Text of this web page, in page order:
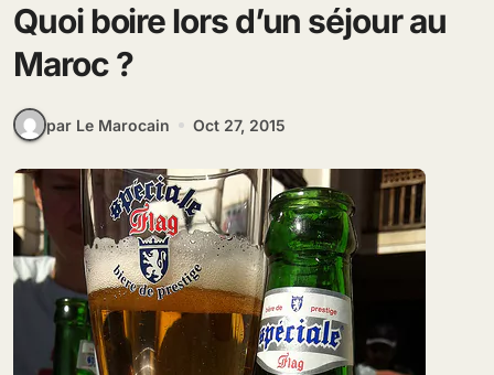
Quoi boire lors d’un séjour au
Maroc ?
par Le Marocain Oct 27, 2015